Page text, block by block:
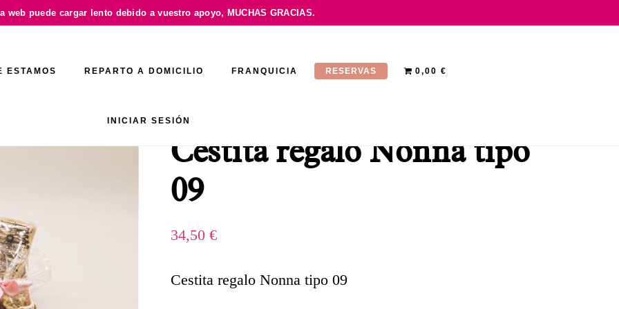
web puede cargar lento debido a vuestro apoyo, MUCHAS GRACIAS.
ESTAMOS REPARTO A DOMICILIO FRANQUICIA RESERVAS 0,00 €
INICIAR SESIÓN
Cestita regalo Nonna tipo
09
34,50€
Cestita regalo Nonna tipo 09